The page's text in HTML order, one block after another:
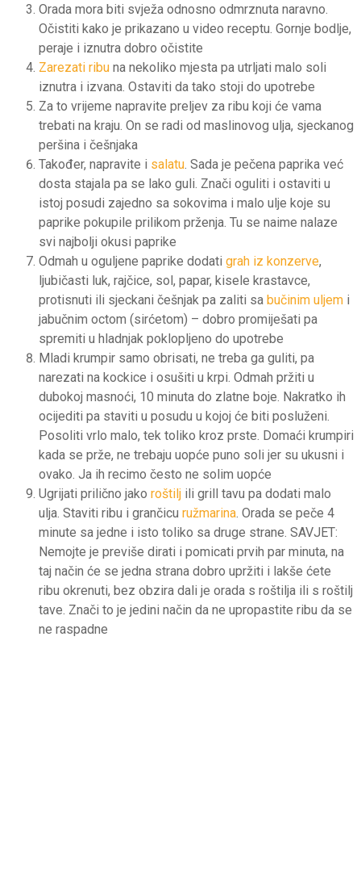
Orada mora biti svježa odnosno odmrznuta naravno.
Očistiti kako je prikazano u video receptu. Gornje bodlje,
peraje i iznutra dobro očistite
Zarezati ribu na nekoliko mjesta pa utrljati malo soli
iznutra i izvana. Ostaviti da tako stoji do upotrebe
Za to vrijeme napravite preljev za ribu koji će vama
trebati na kraju. On se radi od maslinovog ulja, sjeckanog
peršina i češnjaka
Također, napravite i salatu . Sada je pečena paprika već
dosta stajala pa se lako guli. Znači oguliti i ostaviti u
istoj posudi zajedno sa sokovima i malo ulje koje su
paprike pokupile prilikom prženja. Tu se naime nalaze
svi najbolji okusi paprike
Odmah u oguljene paprike dodati grah iz konzerve,
ljubičasti luk, rajčice, sol, papar, kisele krastavce,
protisnuti ili sjeckani češnjak pa zaliti sa bučinim uljem i
jabučnim octom (sirćetom) – dobro promiješati pa
spremiti u hladnjak poklopljeno do upotrebe
Mladi krumpir samo obrisati, ne treba ga guliti, pa
narezati na kockice i osušiti u krpi. Odmah pržiti u
dubokoj masnoći, 10 minuta do zlatne boje. Nakratko ih
ocijediti pa staviti u posudu u kojoj će biti posluženi.
Posoliti vrlo malo, tek toliko kroz prste. Domaći krumpiri
kada se prže, ne trebaju uopće puno soli jer su ukusni i
ovako. Ja ih recimo često ne solim uopće
Ugrijati prilično jako roštilj ili grill tavu pa dodati malo
ulja. Staviti ribu i grančicu ružmarina . Orada se peče 4
minute sa jedne i isto toliko sa druge strane. SAVJET:
Nemojte je previše dirati i pomicati prvih par minuta, na
taj način će se jedna strana dobro upržiti i lakše ćete
ribu okrenuti, bez obzira dali je orada s roštilja ili s roštilj
tave. Znači to je jedini način da ne upropastite ribu da se
ne raspadne